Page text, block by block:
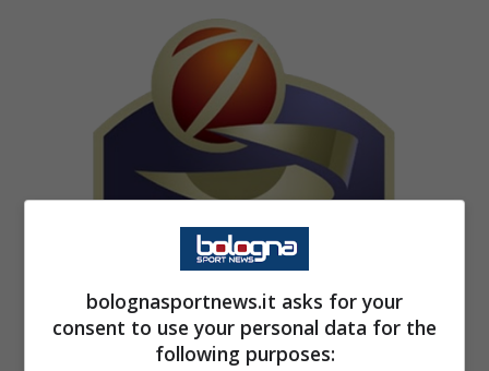
bolognasportnews.it asks for your
consent to use your personal data for the
following purposes: